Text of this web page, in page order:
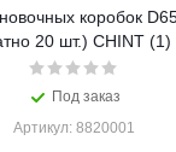
коробок
20 шт.) CHINT (1)
Под заказ
Артикул: 8820001